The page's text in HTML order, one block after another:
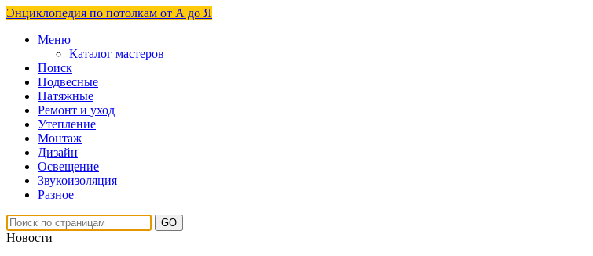
Энциклопедия по потолкам от А до Я
Меню
Каталог мастеров
Поиск
Подвесные
Натяжные
Ремонт и уход
Утепление
Монтаж
Дизайн
Освещение
Звукоизоляция
Разное
Новости